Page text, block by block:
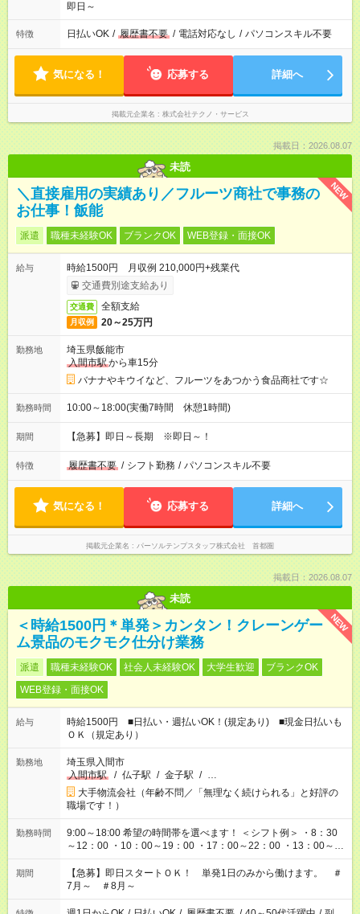
即日～
特徴 日払いOK / 履歴書不要 / 電話対応なし / パソコンスキル不要
気になる！ 応募する 詳細へ
掲載元企業名 株式会社テクノ・サービス
掲載日：2026.08.07
未読
NEW
＼直接雇用の実績あり／フルーツ商社で事務の
お仕事！飯能
派遣 職種未経験OK ブランクOK WEB登録・面接OK
給与
時給1500円 月収例 210,000円+残業代
交通費別途支給あり
交通費 全額支給
月収例 20～25万円
勤務地
埼玉県飯能市
入間市駅から車15分
バナナやキウイなど、フルーツをあつかう食品商社です☆
勤務時間 10:00～18:00(実働7時間 休憩1時間)
期間 【急募】即日～長期 ※即日～！
特徴 履歴書不要 / シフト勤務 / パソコンスキル不要
気になる！ 応募する 詳細へ
掲載元企業名 パーソルテンプスタッフ株式会社 首都圏
掲載日：2026.08.07
未読
NEW
＜時給1500円＊単発＞カンタン！クレーンゲー
ム景品のモクモク仕分け業務
派遣 職種未経験OK 社会人未経験OK 大学生歓迎
ブランクOK
WEB登録・面接OK
給与
時給1500円 ■日払い・週払いOK！(規定あり) ■現金日払いも
ＯＫ（規定あり）
勤務地
埼玉県入間市
入間市駅
/ 仏子駅 / 金子駅 / …
大手物流会社（年齢不問／「無理なく続けられる」と好評の
職場です！）
勤務時間
9:00～18:00 希望の時間帯を選べます！ ＜シフト例＞ ・8：30
～12：00 ・10：00～19：00 ・17：00～22：00 ・13：00～
22：00 ・22：00～翌6：00 など
期間
【急募】即日スタートＯＫ！ 単発1日のみから働けます。 ＃
7月～ ＃8月～